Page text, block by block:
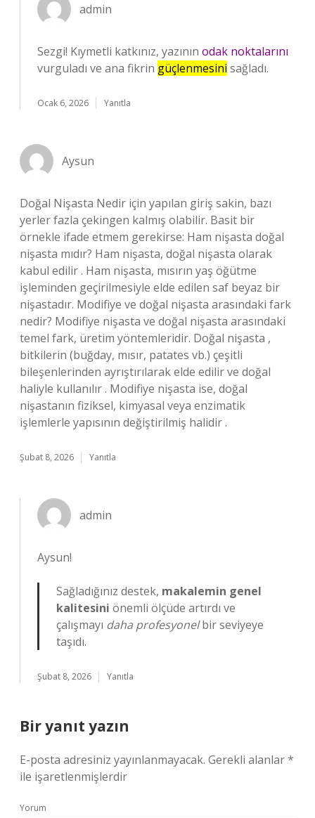
admin
Sezgi! Kıymetli katkınız, yazının odak noktalarını
vurguladı ve ana fikrin güçlenmesini sağladı.
Ocak 6, 2026 Yanıtla
Aysun
Doğal Nişasta Nedir için yapılan giriş sakin, bazı
yerler fazla çekingen kalmış olabilir. Basit bir
örnekle ifade etmem gerekirse: Ham nişasta doğal
nişasta mıdır? Ham nişasta, doğal nişasta olarak
kabul edilir . Ham nişasta, mısırın yaş öğütme
işleminden geçirilmesiyle elde edilen saf beyaz bir
nişastadır. Modifiye ve doğal nişasta arasındaki fark
nedir? Modifiye nişasta ve doğal nişasta arasındaki
temel fark, üretim yöntemleridir. Doğal nişasta ,
bitkilerin (buğday, mısır, patates vb.) çeşitli
bileşenlerinden ayrıştırılarak elde edilir ve doğal
haliyle kullanılır . Modifiye nişasta ise, doğal
nişastanın fiziksel, kimyasal veya enzimatik
işlemlerle yapısının değiştirilmiş halidir .
Şubat 8, 2026 Yanıtla
admin
Aysun!
Sağladığınız destek, makalemin genel
kalitesini önemli ölçüde artırdı ve
çalışmayı daha profesyonelbir seviyeye
taşıdı.
Şubat 8, 2026 Yanıtla
Bir yanıt yazın
E-posta adresiniz yayınlanmayacak. Gerekli alanlar*
ile işaretlenmişlerdir
Yorum